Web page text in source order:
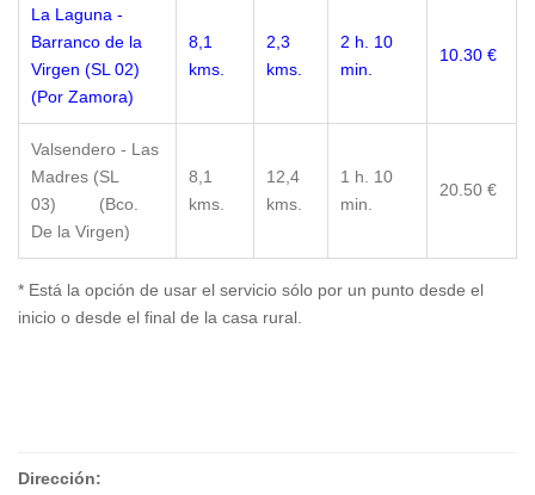
La Laguna -
Barranco de la
Virgen (SL 02)
(Por Zamora)
8,1
kms.
2,3
kms.
2 h. 10
min.
10.30 €
Valsendero - Las
Madres (SL
03) (Bco.
De la Virgen)
8,1
kms.
12,4
kms.
1 h. 10
min.
20.50 €
* Está la opción de usar el servicio sólo por un punto desde el
inicio o desde el final de la casa rural.
Dirección: